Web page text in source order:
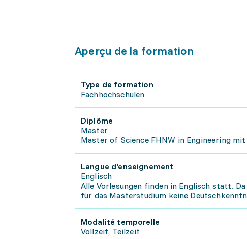
Aperçu de la formation
Type de formation
Fachhochschulen
Diplôme
Master
Master of Science FHNW in Engineering
Langue d'enseignement
Englisch
Alle Vorlesungen finden in Englisch statt.
für das Masterstudium keine
Modalité temporelle
Vollzeit, Teilzeit